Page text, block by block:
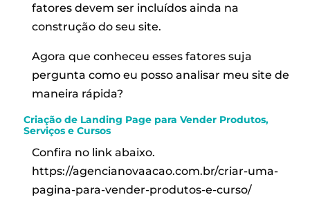
fatores devem ser incluídos ainda na
construção do seu site.
Agora que conheceu esses fatores suja
pergunta como eu posso analisar meu site de
maneira rápida?
Criação de Landing Page para Vender Produtos,
Serviços e Cursos
Confira no link abaixo.
https://agencianovaacao.com.br/criar-uma-
pagina-para-vender-produtos-e-curso/